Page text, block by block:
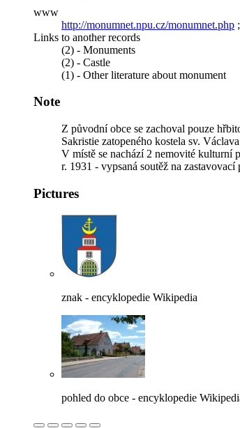
www
http://monumnet.npu.cz/monumnet.php ;
Links to another records
(2) - Monuments
(2) - Castle
(1) - Other literature about monument
Note
Z původní obce se zachoval pouze
Sakristie zatopeného kostela sv.
V místě se nachází 2 nemovité kulturní
r. 1931 - vypsaná soutěž na
Pictures
znak - encyklopedie Wikipedia
pohled do obce - encyklopedie